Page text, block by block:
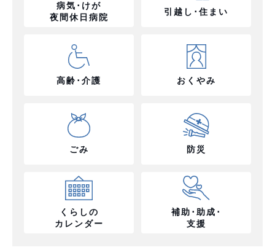
病気･けが
夜間休日病院
引越し･住まい
高齢･介護 おくやみ
ごみ 防災
くらしの
カレンダー
補助･助成･
支援